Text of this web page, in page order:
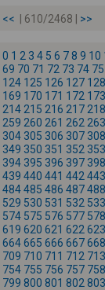
<< | 610/2468 | >>
0 1 2 3 4 5 6 78 9 10
69 70 71 72 73 74 75
124 125 126 127 128
169 170 171 172 173
214 215 216 217 218
259 260 261 262 263
304 305 306 307 308
349 350 351 352 353
394 395 396 397 398
439 440 441 442 443
484485 486 487488
529 530 531 532 533
574 575 576 577 578
619 620 621 622 623
664665 666 667668
709 710 711 712 713
754 755 756 757 758
799 800 801 802 803